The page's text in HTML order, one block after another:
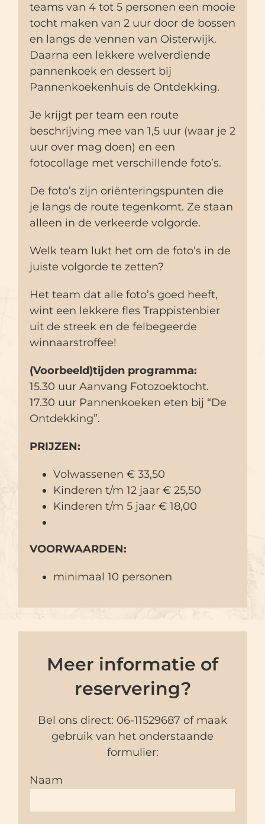
teams van 4 tot 5 personen een mooie
tocht maken van 2 uur door de bossen
en langs de vennen van Oisterwijk.
Daarna een lekkere welverdiende
pannenkoek en dessert bij
Pannenkoekenhuis de Ontdekking.
Je krijgt per team een route
beschrijving mee van 1,5 uur (waar je 2
uur over mag doen) en een
fotocollage met verschillende foto’s.
De foto’s zijn oriënteringspunten die
je langs de route tegenkomt. Ze staan
alleen in de verkeerde volgorde.
Welk team lukt het om de foto’s in de
juiste volgorde te zetten?
Het team dat alle foto’s goed heeft,
wint een lekkere fles Trappistenbier
uit de streek en de felbegeerde
winnaarstroffee!
(Voorbeeld)tijden programma:
15.30 uur Aanvang Fotozoektocht.
17.30 uur Pannenkoeken eten bij “De
Ontdekking”.
PRIJZEN:
Volwassenen € 33,50
Kinderen t/m 12 jaar € 25,50
Kinderen t/m 5 jaar € 18,00
VOORWAARDEN:
minimaal 10 personen
Meer informatie of
reservering?
Bel ons direct: 06-11529687 of maak
gebruik van het onderstaande
formulier:
Naam